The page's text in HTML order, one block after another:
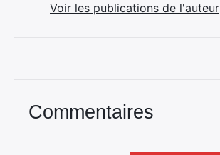
Voir les publications de l'auteur
Commentaires